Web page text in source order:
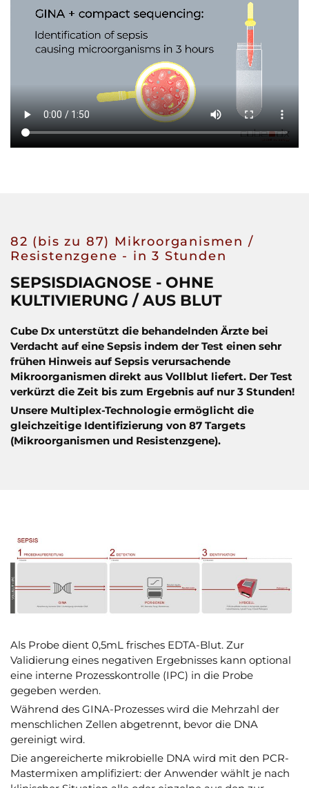
82 (bis zu 87) Mikroorganismen /
Resistenzgene - in 3 Stunden
SEPSISDIAGNOSE - OHNE
KULTIVIERUNG / AUS BLUT
Cube Dx unterstützt die behandelnden Ärzte bei
Verdacht auf eine Sepsis indem der Test einen sehr
frühen Hinweis auf Sepsis verursachende
Mikroorganismen direkt aus Vollblut liefert. Der Test
verkürzt die Zeit bis zum Ergebnis auf nur 3 Stunden!
Unsere Multiplex-Technologie ermöglicht die
gleichzeitige Identifizierung von 87 Targets
(Mikroorganismen und Resistenzgene).
Als Probe dient 0,5mL frisches EDTA-Blut. Zur
Validierung eines negativen Ergebnisses kann optional
eine interne Prozesskontrolle (IPC) in die Probe
gegeben werden.
Während des GINA-Prozesses wird die Mehrzahl der
menschlichen Zellen abgetrennt, bevor die DNA
gereinigt wird.
Die angereicherte mikrobielle DNA wird mit den PCR-
Mastermixen amplifiziert: der Anwender wählt je nach